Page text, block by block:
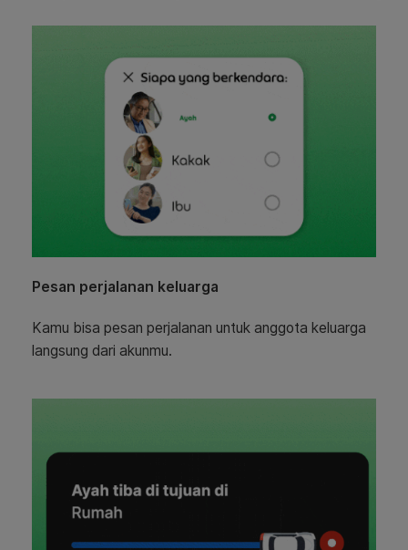
Pesan perjalanan keluarga
Kamu bisa pesan perjalanan untuk anggota keluarga
langsung dari akunmu.